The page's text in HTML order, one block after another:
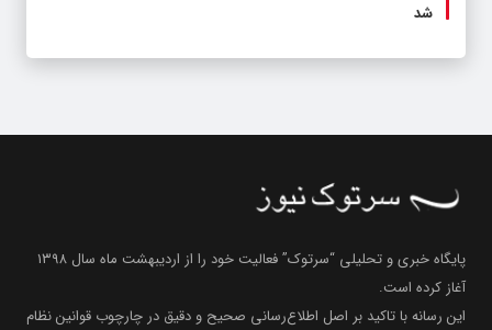
شد
پایگاه خبری و تحلیلی “سرتوک” فعالیت خود را از اردیبهشت ماه سال ۱۳۹۸
آغاز کرده است.
این رسانه با تاکید بر اصل اطلاع‌رسانی صحیح و دقیق در چارچوب قوانین نظام